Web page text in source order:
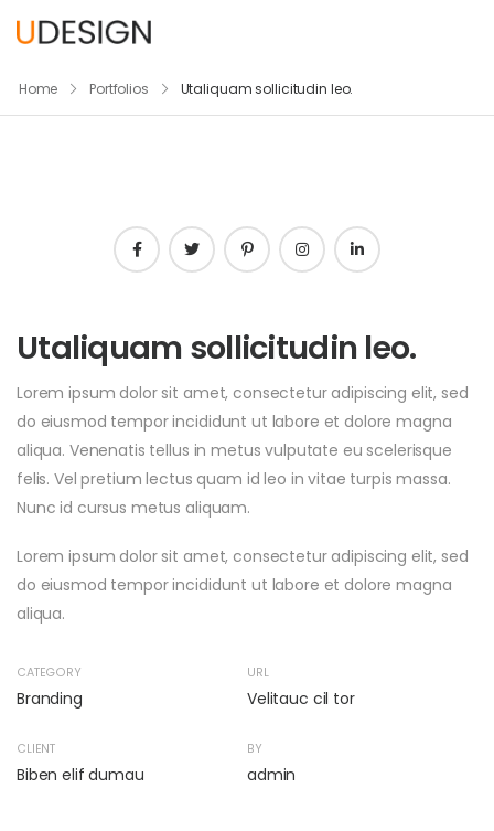
Home Portfolios Utaliquam sollicitudin leo.
Utaliquam sollicitudin leo.
Lorem ipsum dolor sit amet, consectetur adipiscing elit, sed
do eiusmod tempor incididunt ut labore et dolore magna
aliqua. Venenatis tellus in metus vulputate eu scelerisque
felis. Vel pretium lectus quam id leo in vitae turpis massa.
Nunc id cursus metus aliquam.
Lorem ipsum dolor sit amet, consectetur adipiscing elit, sed
do eiusmod tempor incididunt ut labore et dolore magna
aliqua.
CATEGORY
Branding
URL
Velitauc cil tor
CLIENT
Biben elif dumau
BY
admin